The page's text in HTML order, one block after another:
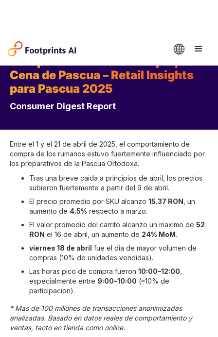
Cena de Pascua – Retail Insights
para Pascua 2025
Consumer Digest Report
Entre el 1 y el 21 de abril de 2025, el comportamiento de
compra de los rumanos estuvo fuertemente influenciado por
los preparativos de la Pascua Ortodoxa.
Tras una breve caida a principios de abril, los precios
subieron fuertemente a partir del 9 de abril.
El precio promedio por SKU alcanzo 15.37 RON , un
aumento de 4.5% respecto a marzo.
El valor promedio del carrito alcanzo un maximo de 52
RON el 16 de abril, un aumento de 24% MoM.
viernes 18 de abril fue el dia de mayor volumen de
compras (10% de unidades vendidas).
Las horas pico de compra fueron 10:00–12:00
especialmente entre 9:00–10:00 (≈10% de
participacion).
* Mas de 100 millones de transacciones anonimizadas
analizadas. Basado en datos reales de comportamiento y
ventas, tanto en tienda como online.